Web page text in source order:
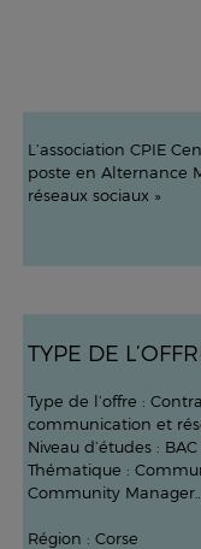
L’association CPIE
poste en Alternance
réseaux sociaux »
TYPE DE
Type de l’offre :
communication et
Niveau d’études :
Thématique :
Community Manager…
Région : Corse